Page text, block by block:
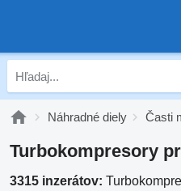
Náhradné diely Časti
Turbokompresory
3315 inzerátov: